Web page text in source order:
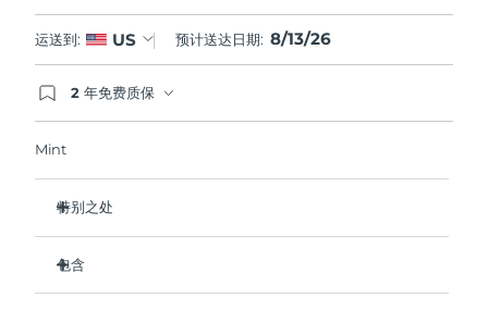
运送到: US 预计送达日期: 8/13/26
2 年免费质保
Mint
特别之处
热能科技帮助面膜中的成分深入肌肤。
包含
瑞士 预计送达日期8/12/26
台湾 预计送达日期8/17/26
泰国 预计送达日期8/16/26
阿拉伯联合酋长国
英国